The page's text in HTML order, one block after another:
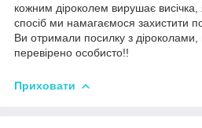
кожним діроколем вирушає
спосіб ми намагаємося захистити
Ви отримали посилку з діроколами,
перевірено особисто!!
Приховати